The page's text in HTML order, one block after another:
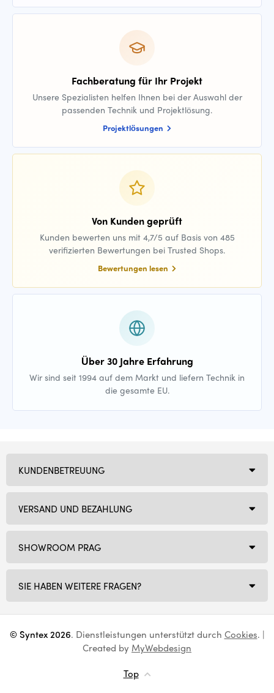
Fachberatung für Ihr Projekt
Unsere Spezialisten helfen Ihnen bei der Auswahl der
passenden Technik und Projektlösung.
Projektlösungen
Von Kunden geprüft
Kunden bewerten uns mit 4,7/5 auf Basis von 485
verifizierten Bewertungen bei Trusted Shops.
Bewertungen lesen
Über 30 Jahre Erfahrung
Wir sind seit 1994 auf dem Markt und liefern Technik in
die gesamte EU.
SHOWROOM PRAG
SIE HABEN WEITERE FRAGEN?
KUNDENBETREUUNG
VERSAND UND BEZAHLUNG
© Syntex 2026. Dienstleistungen unterstützt durch Cookies. |
Created by MyWebdesign
Top